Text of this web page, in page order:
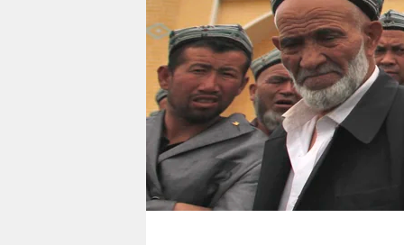
veranstaltungen
shop
fragen & hilfe
unterstützen
abo
genossenschaft